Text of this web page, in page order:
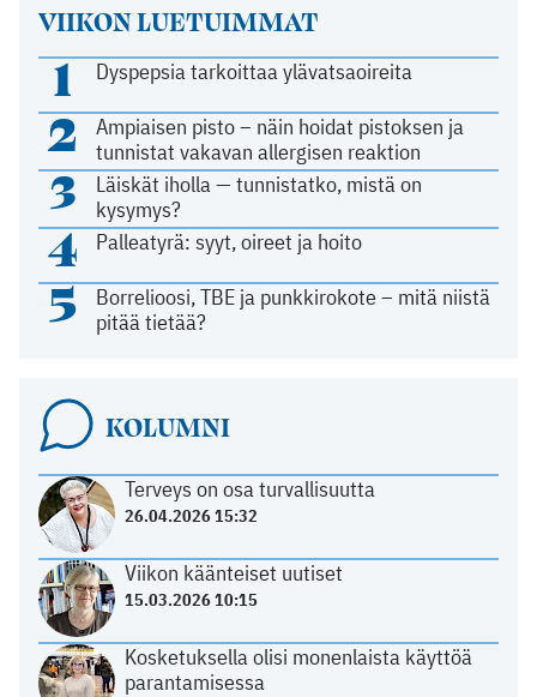
VIIKON LUETUIMMAT
1 Dyspepsia tarkoittaa ylävatsaoireita
2
Ampiaisen pisto – näin hoidat pistoksen ja
tunnistat vakavan allergisen reaktion
3
Läiskät iholla — tunnistatko, mistä on
kysymys?
4 Palleatyrä: syyt, oireet ja hoito
5
Borrelioosi, TBE ja punkkirokote – mitä niistä
pitää tietää?
KOLUMNI
Terveys on osa turvallisuutta
26.04.2026 15:32
Viikon käänteiset uutiset
15.03.2026 10:15
Kosketuksella olisi monenlaista käyttöä
parantamisessa